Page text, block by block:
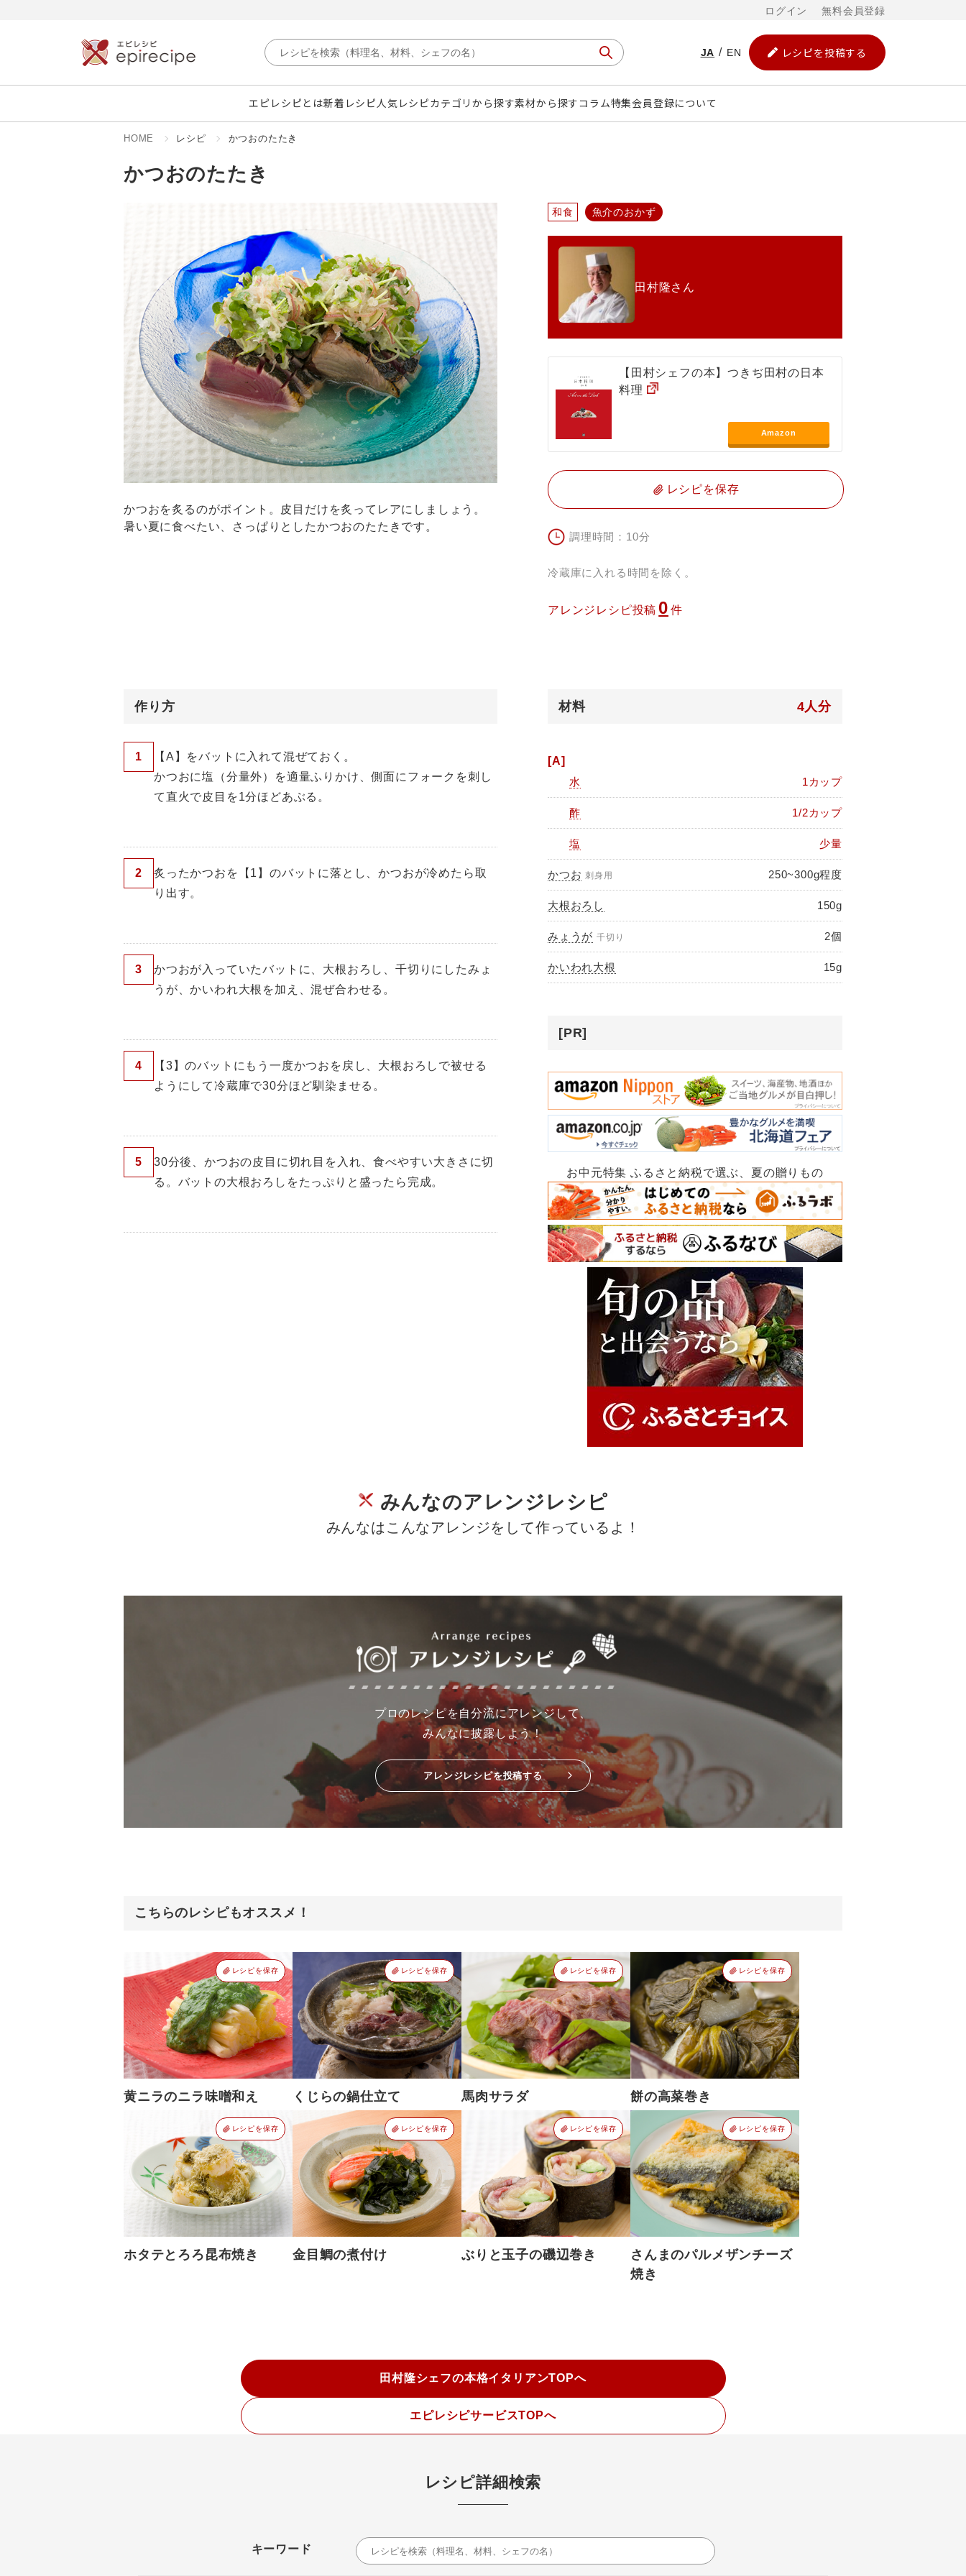
ログイン 無料会員登録
JA EN レシピを投稿する
エピレシピとは新着レシピ人気レシピカテゴリから探す素材から探すコラム特集会員登録について
HOME レシピ かつおのたたき
かつおのたたき
かつおを炙るのがポイント。皮目だけを炙ってレアにしましょう。
暑い夏に食べたい、さっぱりとしたかつおのたたきです。
和食 魚介のおかず
田村隆さん
【田村シェフの本】つきぢ田村の日本
料理
Amazon
レシピを保存
調理時間：10分
冷蔵庫に入れる時間を除く。
アレンジレシピ投稿 0 件
作り方
1
【A】をバットに入れて混ぜておく。
かつおに塩（分量外）を適量ふりかけ、側面にフォークを刺し
て直火で皮目を1分ほどあぶる。
2
炙ったかつおを【1】のバットに落とし、かつおが冷めたら取
り出す。
3
かつおが入っていたバットに、大根おろし、千切りにしたみょ
うが、かいわれ大根を加え、混ぜ合わせる。
4
【3】のバットにもう一度かつおを戻し、大根おろしで被せる
ようにして冷蔵庫で30分ほど馴染ませる。
5
30分後、かつおの皮目に切れ目を入れ、食べやすい大きさに切
る。バットの大根おろしをたっぷりと盛ったら完成。
材料 4人分
[A]
水
1カップ
酢 1/2カップ
塩 少量
かつお 刺身用 250~300g程度
大根おろし 150g
みょうが 千切り 2個
かいわれ大根 15g
[PR]
お中元特集 ふるさと納税で選ぶ、夏の贈りもの
みんなのアレンジレシピ
みんなはこんなアレンジをして作っているよ！
プロのレシピを自分流にアレンジして、
みんなに披露しよう！
アレンジレシピを投稿する
こちらのレシピもオススメ！
レシピを保存
黄ニラのニラ味噌和え
レシピを保存
くじらの鍋仕立て
レシピを保存
馬肉サラダ
レシピを保存
餅の高菜巻き
レシピを保存
ホタテとろろ昆布焼き
レシピを保存
金目鯛の煮付け
レシピを保存
ぶりと玉子の磯辺巻き
レシピを保存
さんまのパルメザンチーズ
焼き
田村隆シェフの本格イタリアンTOPへ
エピレシピサービスTOPへ
レシピ詳細検索
キーワード